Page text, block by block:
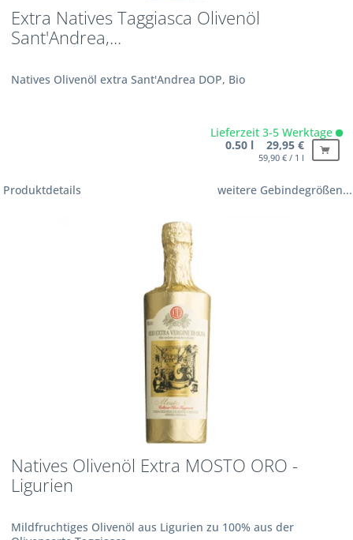
Extra Natives Taggiasca Olivenöl
Sant'Andrea,...
Natives Olivenöl extra Sant'Andrea DOP, Bio
Lieferzeit 3-5 Werktage
0.50 l 29,95 €
59,90 € / 1 l
Produktdetails weitere Gebindegrößen...
Natives Olivenöl Extra MOSTO ORO -
Ligurien
Mildfruchtiges Olivenöl aus Ligurien zu 100% aus der